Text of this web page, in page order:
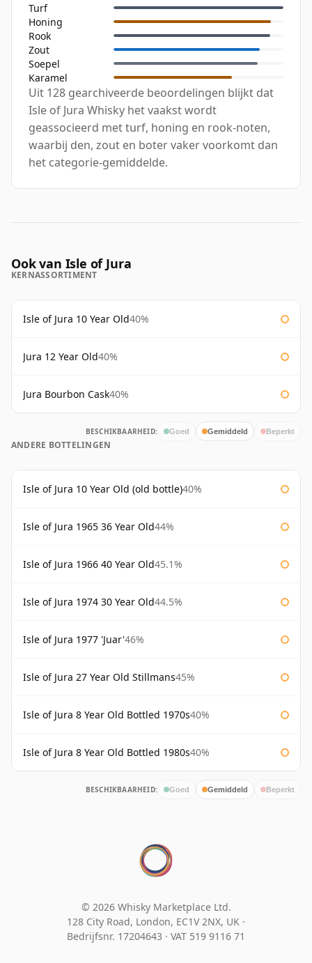
Turf
Honing
Rook
Zout
Soepel
Karamel
Uit 128 gearchiveerde beoordelingen blijkt dat
Isle of Jura Whisky het vaakst wordt
geassocieerd met turf, honing en rook-noten,
waarbij den, zout en boter vaker voorkomt dan
het categorie-gemiddelde.
Ook van Isle of Jura
KERNASSORTIMENT
Isle of Jura 10 Year Old40%
Jura 12 Year Old40%
Jura Bourbon Cask40%
BESCHIKBAARHEID: Goed Gemiddeld Beperkt
ANDERE BOTTELINGEN
Isle of Jura 10 Year Old (old bottle)40%
Isle of Jura 1965 36 Year Old44%
Isle of Jura 1966 40 Year Old45.1%
Isle of Jura 1974 30 Year Old44.5%
Isle of Jura 1977 'Juar'46%
Isle of Jura 27 Year Old Stillmans45%
Isle of Jura 8 Year Old Bottled 1970s40%
Isle of Jura 8 Year Old Bottled 1980s40%
BESCHIKBAARHEID: Goed Gemiddeld Beperkt
© 2026 Whisky Marketplace Ltd.
128 City Road, London, EC1V 2NX, UK ·
Bedrijfsnr. 17204643 · VAT 519 9116 71